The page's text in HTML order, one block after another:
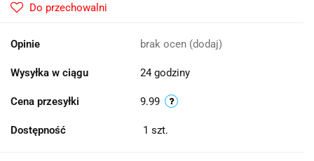
Do przechowalni
Opinie brak ocen (dodaj)
Wysyłka w ciągu 24 godziny
Cena przesyłki 9.99
Dostępność 1 szt.